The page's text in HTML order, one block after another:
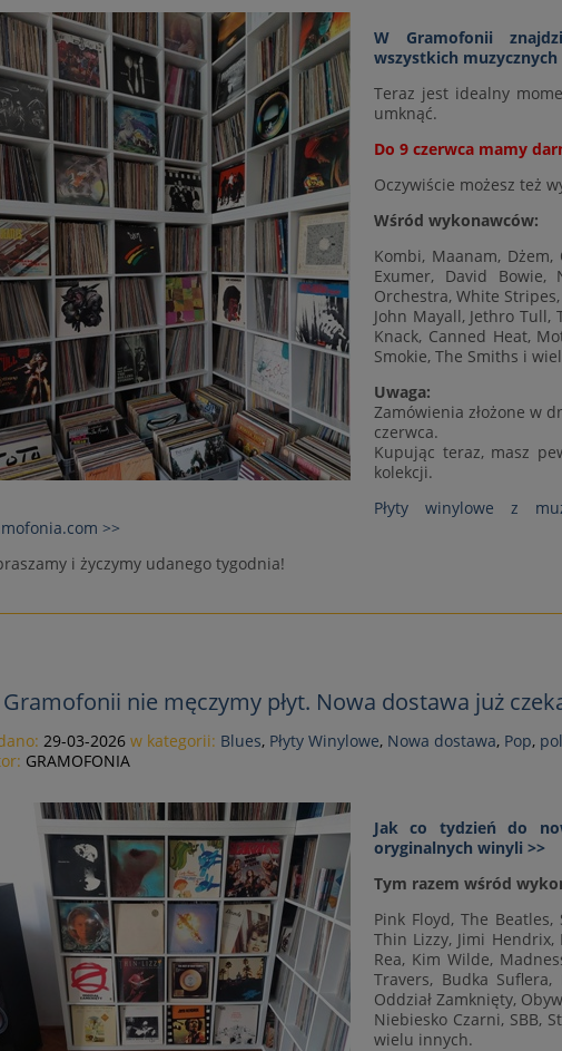
W Gramofonii
wszystkich muzycznych
Teraz jest idealny
umknąć.
Do 9 czerwca mamy
Oczywiście możesz też
Wśród wykonawców:
Kombi, Maanam,
Exumer, David Bowie,
Orchestra, White
John Mayall, Jethro Tull,
Knack, Canned Heat,
Smokie, The Smiths i
Uwaga:
Zamówienia złożone w
czerwca.
Kupując teraz, masz
kolekcji.
Płyty winylowe z
>>
i życzymy udanego tygodnia!
nie męczymy płyt. Nowa dostawa już
29-03-2026 w kategorii: Blues, Płyty Winylowe, Nowa dostawa, Pop,
GRAMOFONIA
Jak co tydzień do
oryginalnych winyli >>
Tym razem wśród
Pink Floyd, The
Thin Lizzy, Jimi
Rea, Kim Wilde,
Travers, Budka Suflera,
Oddział Zamknięty,
Niebiesko Czarni, SBB,
wielu innych.